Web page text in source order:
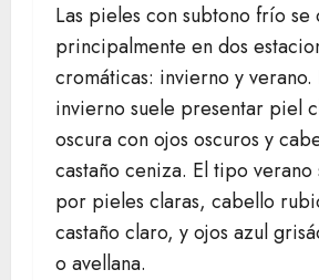
Las pieles con subtono frío se
principalmente en dos
cromáticas: invierno y
invierno suele presentar piel
oscura con ojos oscuros y
castaño ceniza. El tipo
por pieles claras, cabello
castaño claro, y ojos azul
o avellana.